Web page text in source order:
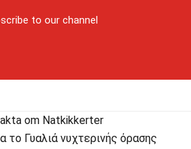
to our channel
om Natkikkerter
Γυαλιά νυχτερινής όρασης